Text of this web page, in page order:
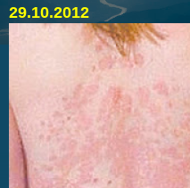
29.10.2012